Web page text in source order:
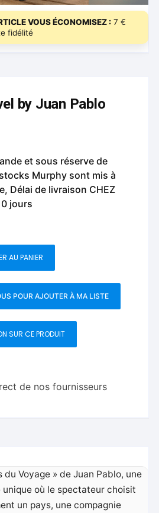
VOUS ÉCONOMISEZ : 7 €
fidélité
by Juan Pablo
et sous réserve de
Murphy sont mis à
Délai de livraison CHEZ
jours
AU PANIER
POUR AJOUTER À MA LISTE
SUR CE PRODUIT
de nos fournisseurs
du Voyage » de Juan Pablo, une
où le spectateur choisit
un pays, une compagnie